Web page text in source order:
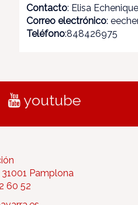
Contacto: Elisa Echenique
Correo electrónico:
Teléfono:848426975
youtube
Pamplona
60 52